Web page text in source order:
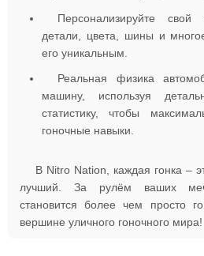
Персонализируйте свой
детали, цвета, шины и
его уникальным.
Реальная физика
машину, используя
статистику, чтобы
гоночные навыки.
В Nitro Nation, каждая гонка –
лучший. За рулём ваших
становится более чем просто
вершине уличного гоночного мира!